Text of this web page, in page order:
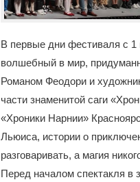
В первые дни фестиваля с 1
волшебный в мир,
Романом Феодори и
части знаменитой саги
«Хроники Нарнии»
Льюиса, истории о
разговаривать, а магия
Перед началом спектакля